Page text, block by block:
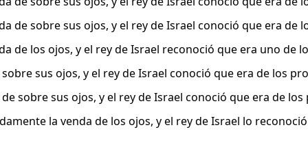
de sobre sus ojos, y el rey de Israel conoció que era de
de los ojos, y el rey de Israel reconoció que era uno de
sus ojos, y el rey de Israel conoció que era de los
sobre sus ojos, y el rey de Israel conoció que era de los
la venda de los ojos, y el rey de Israel lo